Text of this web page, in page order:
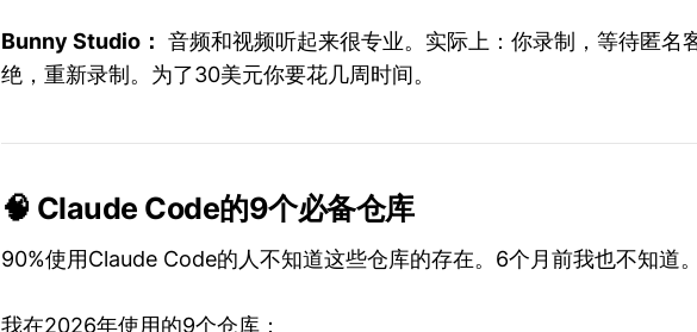
Bunny Studio： 音频和视频听起来很专业。实际上：你录制，等待匿名
绝，重新录制。为了30美元你要花几周时间。
🧠 Claude Code的9个必备仓库
90%使用Claude Code的人不知道这些仓库的存在。6个月前我也不知道。
我在2026年使用的9个仓库：